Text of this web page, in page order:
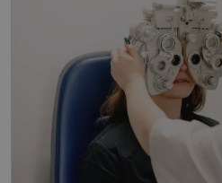
Mārketinga
sīkdatnes
Nepieciešamās sīkdatnes